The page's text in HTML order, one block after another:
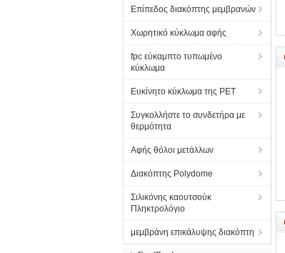
Επίπεδος διακόπτης μεμβρανών
Χωρητικό κύκλωμα αφής
fpc εύκαμπτο τυπωμένο
κύκλωμα
Ευκίνητο κύκλωμα της PET
Συγκολλήστε το συνδετήρα με
θερμότητα
Αφής θόλοι μετάλλων
Διακόπτης Polydome
Σιλικόνης καουτσούκ
Πληκτρολόγιο
μεμβράνη επικάλυψης διακόπτη